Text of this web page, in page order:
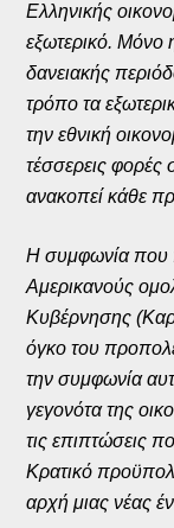
Ελληνικής
εξωτερικό. Μόνο
δανειακής
τρόπο τα
την εθνική
τέσσερεις
ανακοπεί κάθε
Η συμφωνία που
Αμερικανούς
Κυβέρνησης
όγκο του
την συμφωνία
γεγονότα της
τις επιπτώσεις
Κρατικό
αρχή μιας νέας